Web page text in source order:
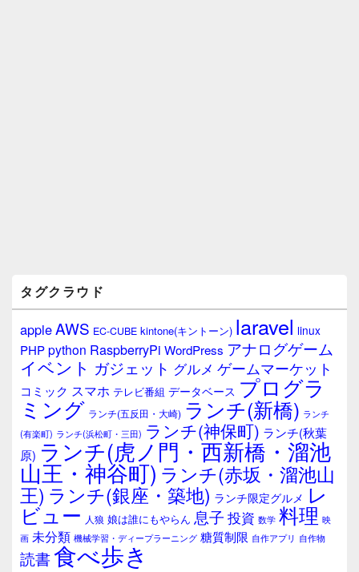
タグクラウド
appleAWS EC-CUBE kintone(キントーン) laravel linux
PHPpython RaspberryPi WordPress アナログゲーム
イベント ガジェット グルメ ゲームマーケット
コミック スマホ テレビ番組 データベース プログラ
ミング ランチ(五反田・大崎) ランチ(新橋) ランチ
(有楽町) ランチ(浜松町・三田) ランチ(神保町) ランチ(秋葉
原) ランチ(虎ノ門・西新橋・溜池
山王・神谷町) ランチ(赤坂・溜池山
王) ランチ(銀座・築地) ランチ限定グルメ レ
ビュー 人狼 娘は誰にもやらん 息子 投資 数学 料理 映
画 未分類 機械学習・ディープラーニング 糖質制限 自作アプリ 自作物
読書食べ歩き